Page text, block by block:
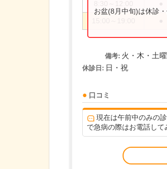
お盆(8月中旬)は休診
備考: 火・木・土
休診日: 日・祝
口コミ
現在は午前中のみの
で急病の際はお電話して